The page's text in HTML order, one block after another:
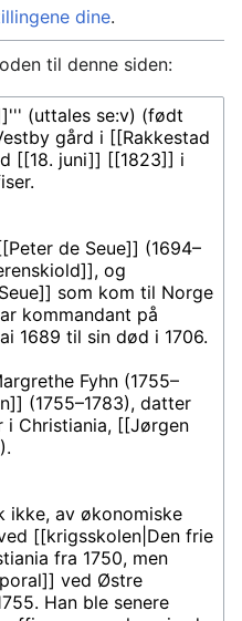
dine.
til denne siden: